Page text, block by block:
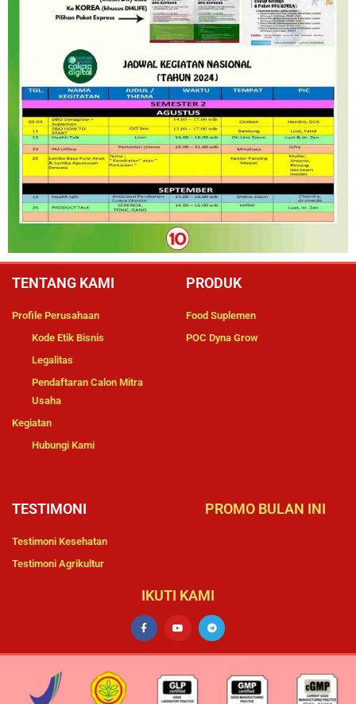
TENTANG KAMI
Profile Perusahaan
Kode Etik Bisnis
Legalitas
Pendaftaran Calon Mitra
Usaha
Kegiatan
Hubungi Kami
PRODUK
Food Suplemen
POC Dyna Grow
TESTIMONI
Testimoni Kesehatan
Testimoni Agrikultur
PROMO BULAN INI
IKUTI KAMI